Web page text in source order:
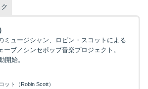
ミュージシャン、ロビン・スコットによる
ーブ／シンセポップ音楽プロジェクト。
開始。
ット（Robin Scott）